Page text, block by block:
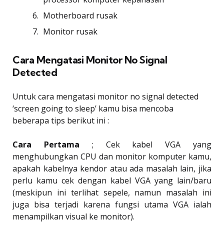
Motherboard rusak
Monitor rusak
Cara Mengatasi Monitor No Signal
Detected
Untuk cara mengatasi monitor no signal detected
‘screen going to sleep’ kamu bisa mencoba
beberapa tips berikut ini :
Cara Pertama ; Cek kabel VGA yang
menghubungkan CPU dan monitor komputer kamu,
apakah kabelnya kendor atau ada masalah lain, jika
perlu kamu cek dengan kabel VGA yang lain/baru
(meskipun ini terlihat sepele, namun masalah ini
juga bisa terjadi karena fungsi utama VGA ialah
menampilkan visual ke monitor).